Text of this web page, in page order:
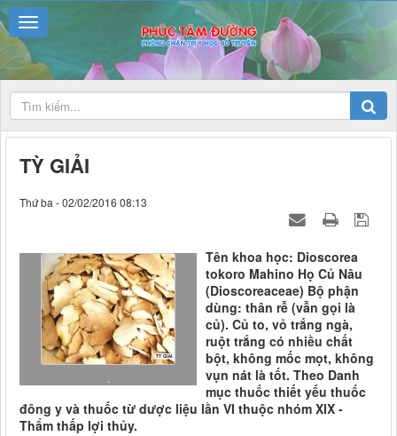
TỲ GIẢI
Thứ ba - 02/02/2016 08:13
.
Tên khoa học: Dioscorea
tokoro Mahino Họ Củ Nâu
(Dioscoreaceae) Bộ phận
dùng: thân rễ (vẫn gọi là
củ). Củ to, vỏ trắng ngà,
ruột trắng có nhiều chất
bột, không mốc mọt, không
vụn nát là tốt. Theo Danh
mục thuốc thiết yếu thuốc
đông y và thuốc từ dược liệu lần VI thuộc nhóm XIX -
Thẩm thấp lợi thủy.